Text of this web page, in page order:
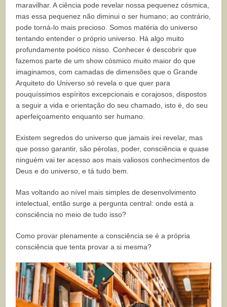
maravilhar. A ciência pode revelar nossa pequenez cósmica,
mas essa pequenez não diminui o ser humano; ao contrário,
pode torná-lo mais precioso. Somos matéria do universo
tentando entender o próprio universo. Há algo muito
profundamente poético nisso. Conhecer é descobrir que
fazemos parte de um show cósmico muito maior do que
imaginamos, com camadas de dimensões que o Grande
Arquiteto do Universo só revela o que quer para
pouquíssimos espíritos excepcionais e corajosos, dispostos
a seguir a vida e orientação do seu chamado, isto é, do seu
aperfeiçoamento enquanto ser humano.
Existem segredos do universo que jamais irei revelar, mas
que posso garantir, são pérolas, poder, consciência e quase
ninguém vai ter acesso aos mais valiosos conhecimentos de
Deus e do universo, e tá tudo bem.
Mas voltando ao nível mais simples de desenvolvimento
intelectual, então surge a pergunta central: onde está a
consciência no meio de tudo isso?
Como provar plenamente a consciência se é a própria
consciência que tenta provar a si mesma?